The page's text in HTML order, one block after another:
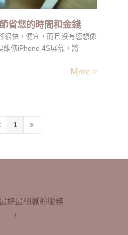
省您的時間和金錢
很快，便宜，而且沒有您想像
維修iPhone 4S屏幕，將
是將屏幕粉碎成小塊，都有適
More >
1
好最細膩的服務
/